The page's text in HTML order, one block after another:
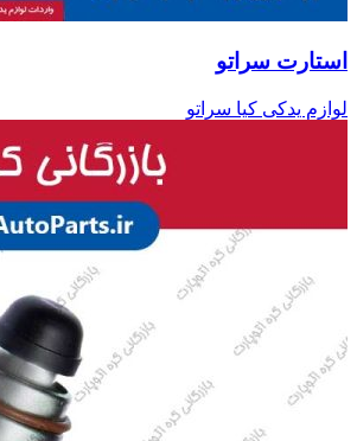
استارت سراتو
لوازم یدکی کیا سراتو